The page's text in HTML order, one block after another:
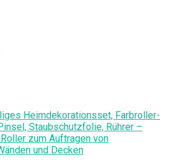
Heimdekorationsset, Farbroller-
Staubschutzfolie, Rührer –
zum Auftragen von
und Decken